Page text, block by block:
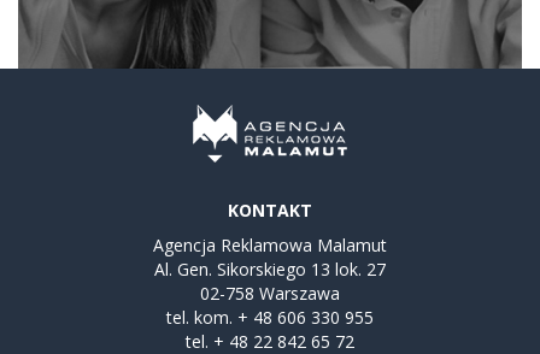
KONTAKT
Agencja Reklamowa Malamut
Al. Gen. Sikorskiego 13 lok. 27
02-758 Warszawa
tel. kom. + 48 606 330 955
tel. + 48 22 842 65 72